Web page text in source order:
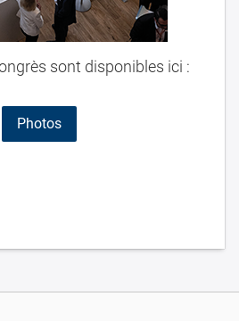
sont disponibles ici :
Photos